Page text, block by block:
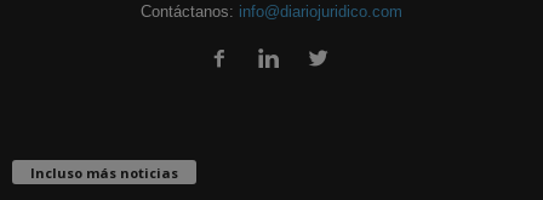
Contáctanos: info@diariojuridico.com
Incluso más noticias